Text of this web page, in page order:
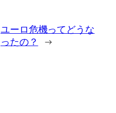
ユーロ危機ってどうな
ったの？
→